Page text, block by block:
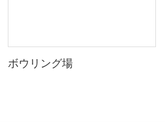
ボウリング場